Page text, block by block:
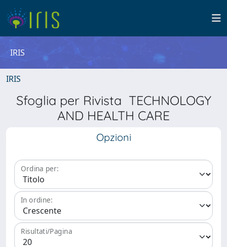
IRIS
IRIS
Sfoglia per Rivista TECHNOLOGY
AND HEALTH CARE
Opzioni
Ordina per:
In ordine:
Risultati/Pagina